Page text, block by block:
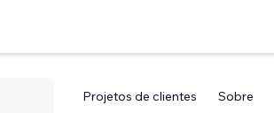
Projetos de clientes Sobre